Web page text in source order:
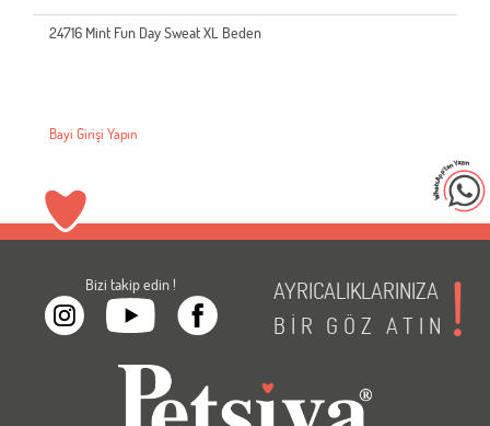
24728 Lacivert Shine Sweat XL Beden
Bizi takip edin !
AYRICALIKLARINIZA
BİR GÖZ ATIN